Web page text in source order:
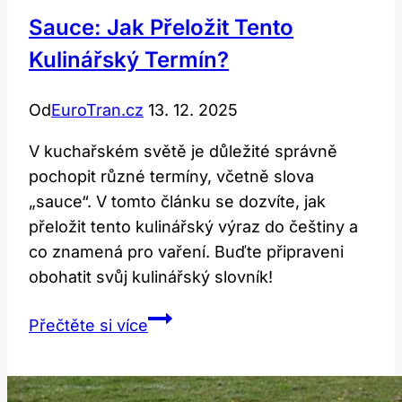
Sauce: Jak Přeložit Tento
Kulinářský Termín?
OdEuroTran.cz 13. 12. 2025
V kuchařském světě je důležité správně
pochopit různé termíny, včetně slova
„sauce“. V tomto článku se dozvíte, jak
přeložit tento kulinářský výraz do češtiny a
co znamená pro vaření. Buďte připraveni
obohatit svůj kulinářský slovník!
Přečtěte si víceSauce:
tento